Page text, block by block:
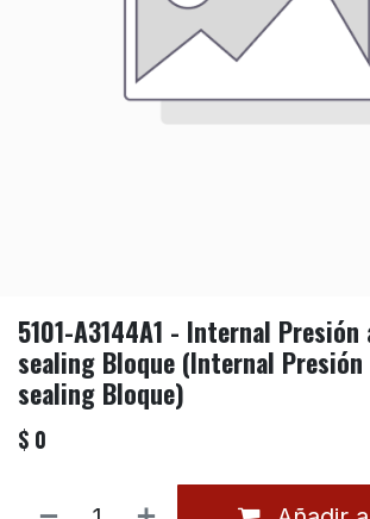
5101-A3144A1 - Internal
sealing Bloque (Internal
sealing Bloque)
$ 0